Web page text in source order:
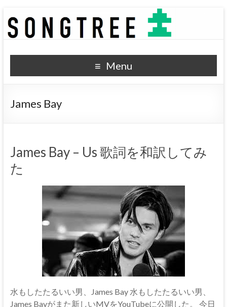
SONGTREE
洋楽歌詞の和訳なら
Menu
James Bay
James Bay – Us 歌詞を和訳してみ
た
水もしたたるいい男、James Bay 水もしたたるいい男、
James Bayがまた新しいMVをYouTubeに公開した。 今日